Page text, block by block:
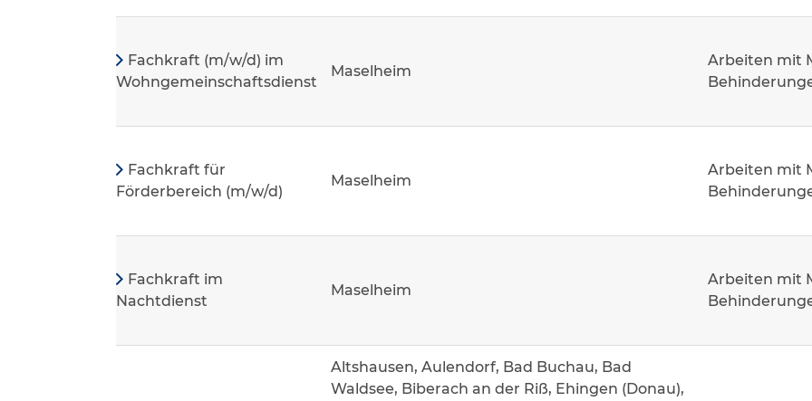
Fachkraft (m/w/d) im
Wohngemeinschaftsdienst
Maselheim
Arbeiten mit
Fachkraft für
Förderbereich (m/w/d)
Maselheim
Arbeiten mit
Fachkraft im
Nachtdienst
Maselheim
Arbeiten mit
Altshausen, Aulendorf, Bad Buchau, Bad
Waldsee, Biberach an der Riß, Ehingen (Donau),